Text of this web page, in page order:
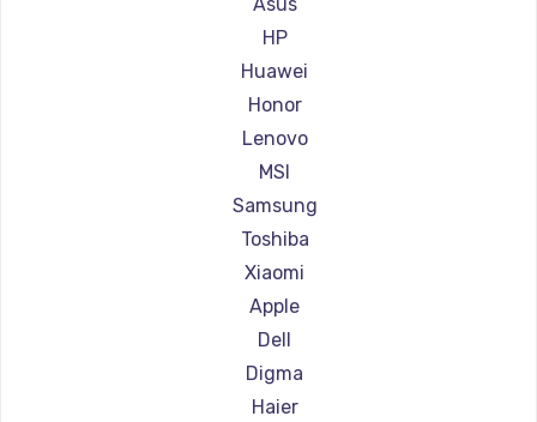
Ремонт ноутбуков Aorus
Ремонт ноутбуков Maibenben
Ремонт ноутбуков Getac
Ремонт ноутбуков Epson
Ремонт ноутбуков Philips
Ремонт ноутбуков LG
Ремонт ноутбуков Panasonic
Ремонт ноутбуков Irbis
Ремонт ноутбуков Thunderobot
Ремонт ноутбуков Hasee
Ремонт ноутбуков ZTE
Ремонт ноутбуков Hiper
HP
Huawei
Honor
Lenovo
MSI
Samsung
Toshiba
Xiaomi
Apple
Dell
Digma
Haier